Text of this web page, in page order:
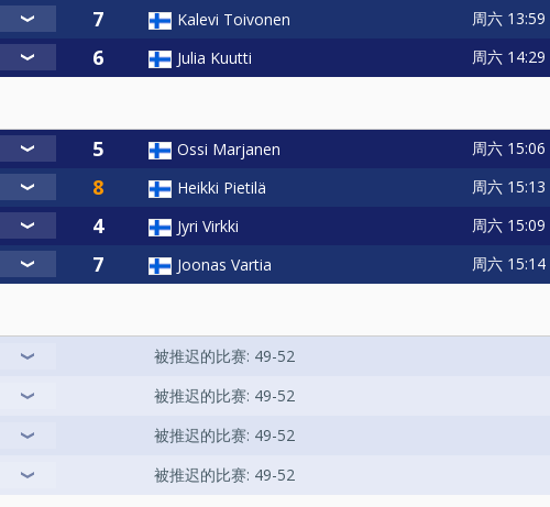
Kalevi Toivonen 周六 13:59
Julia Kuutti 周六 14:29
Ossi Marjanen 周六 15:06
Heikki Pietilä 周六 15:13
Jyri Virkki 周六 15:09
Joonas Vartia 周六 15:14
被推迟的比赛: 49-52
被推迟的比赛: 49-52
被推迟的比赛: 49-52
被推迟的比赛: 49-52